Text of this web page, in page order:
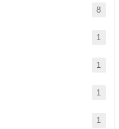
8
1
1
1
1